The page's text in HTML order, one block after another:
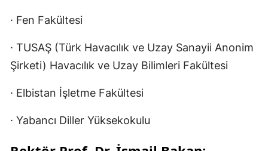
· Fen Fakültesi
· TUSAŞ (Türk Havacılık ve Uzay Sanayii Anonim
Şirketi) Havacılık ve Uzay Bilimleri Fakültesi
· Elbistan İşletme Fakültesi
· Yabancı Diller Yüksekokulu